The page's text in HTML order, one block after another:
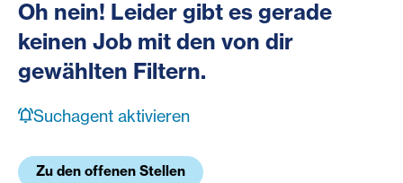
Oh nein! Leider gibt es gerade
keinen Job mit den von dir
gewählten Filtern.
Suchagent aktivieren
Zu den offenen Stellen